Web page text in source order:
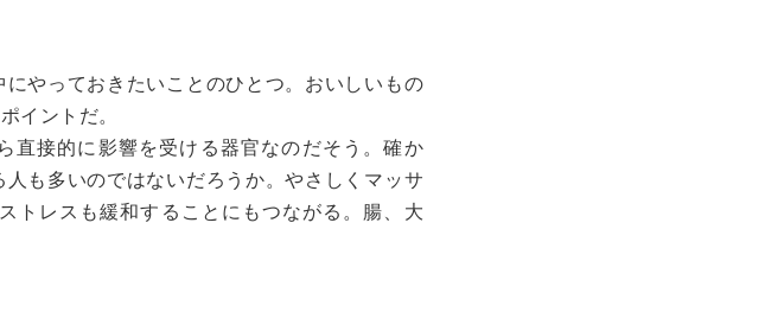
やっておきたいことのひとつ。おいしいもの
イントだ。
直接的に影響を受ける器官なのだそう。確か
も多いのではないだろうか。やさしくマッサ
トレスも緩和することにもつながる。腸、大